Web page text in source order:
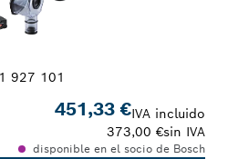
927 101
451,33 €IVA incluido
373,00 €sin IVA
disponible en el socio de Bosch